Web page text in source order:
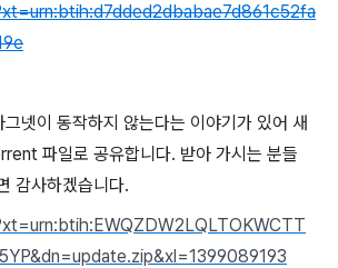
넷이 동작하지 않는다는 이야기가 있어 새
파일로 공유합니다. 받아 가시는 분들
감사하겠습니다.